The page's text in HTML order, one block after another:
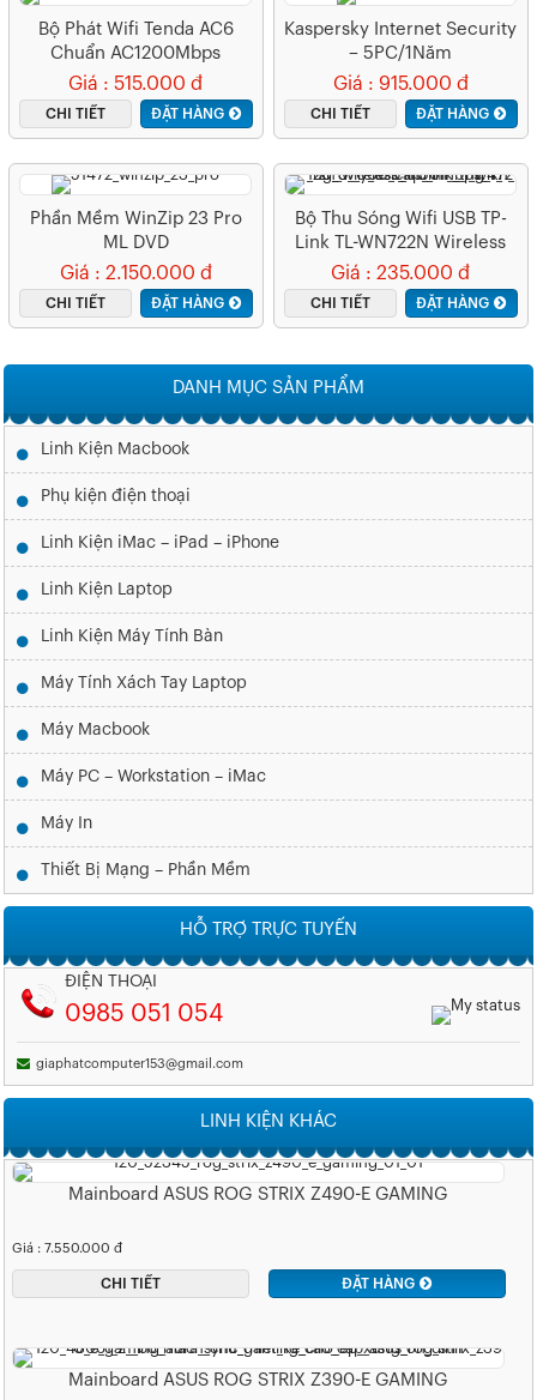
Bộ Phát Wifi Tenda AC6
Chuẩn AC1200Mbps
Giá : 515.000 đ
CHI TIẾT ĐẶT HÀNG
Kaspersky Internet Security
– 5PC/1Năm
Giá : 915.000 đ
CHI TIẾT ĐẶT HÀNG
Phần Mềm WinZip 23 Pro
ML DVD
(WZ23PROMLDVDAM)
Giá : 2.150.000 đ
CHI TIẾT ĐẶT HÀNG
Bộ Thu Sóng Wifi USB TP-
Link TL-WN722N Wireless
N150Mbps
Giá : 235.000 đ
CHI TIẾT ĐẶT HÀNG
DANH MỤC SẢN PHẨM
Linh Kiện Macbook
Phụ kiện điện thoại
Linh Kiện iMac – iPad – iPhone
Linh Kiện Laptop
Linh Kiện Máy Tính Bàn
Máy Tính Xách Tay Laptop
Máy Macbook
Máy PC – Workstation – iMac
Máy In
Thiết Bị Mạng – Phần Mềm
HỖ TRỢ TRỰC TUYẾN
ĐIỆN THOẠI
0985 051 054
giaphatcomputer153@gmail.com
LINH KIỆN KHÁC
Mainboard ASUS ROG STRIX Z490-E GAMING
Giá : 7.550.000 đ
CHI TIẾT ĐẶT HÀNG
Mainboard ASUS ROG STRIX Z390-E GAMING